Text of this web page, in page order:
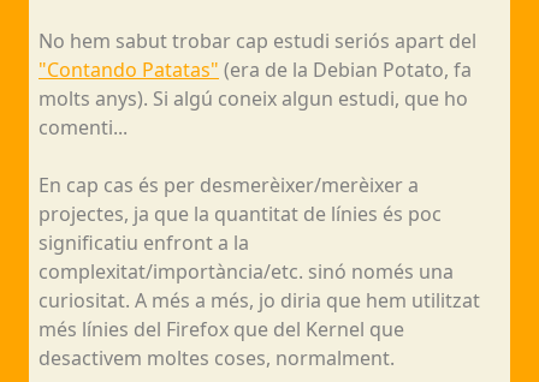
No hem sabut trobar cap estudi seriós apart del
"Contando Patatas" (era de la Debian Potato, fa
molts anys). Si algú coneix algun estudi, que ho
comenti...
En cap cas és per desmerèixer/merèixer a
projectes, ja que la quantitat de línies és poc
significatiu enfront a la
complexitat/importància/etc. sinó només una
curiositat. A més a més, jo diria que hem utilitzat
més línies del Firefox que del Kernel que
desactivem moltes coses, normalment.